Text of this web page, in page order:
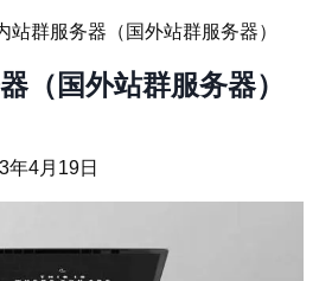
站群服务器（国外站群服务器）
（国外站群服务器）
年4月19日